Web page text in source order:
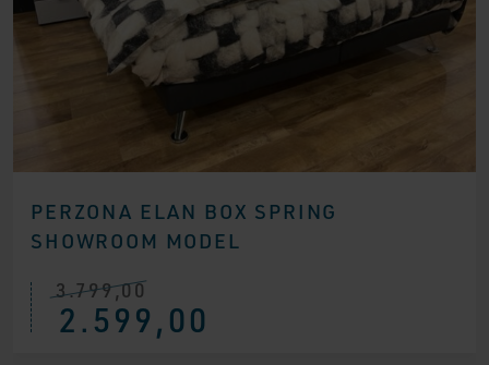
PERZONA ELAN BOX SPRING
SHOWROOM MODEL
3.799,00
Ursprünglicher
Preis
war:
2.599,00
Aktueller
Preis
ist: